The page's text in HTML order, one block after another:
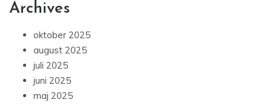
Archives
oktober 2025
august 2025
juli 2025
juni 2025
maj 2025